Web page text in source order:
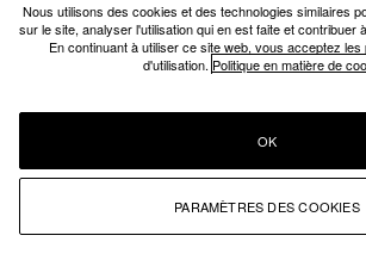
Nous utilisons des cookies et des technologies similaires
sur le site, analyser l'utilisation qui en est faite et contribuer
En continuant à utiliser ce site web, vous acceptez
d'utilisation. Politique en matière de
PARAMÈTRES DES COOKIES
OK